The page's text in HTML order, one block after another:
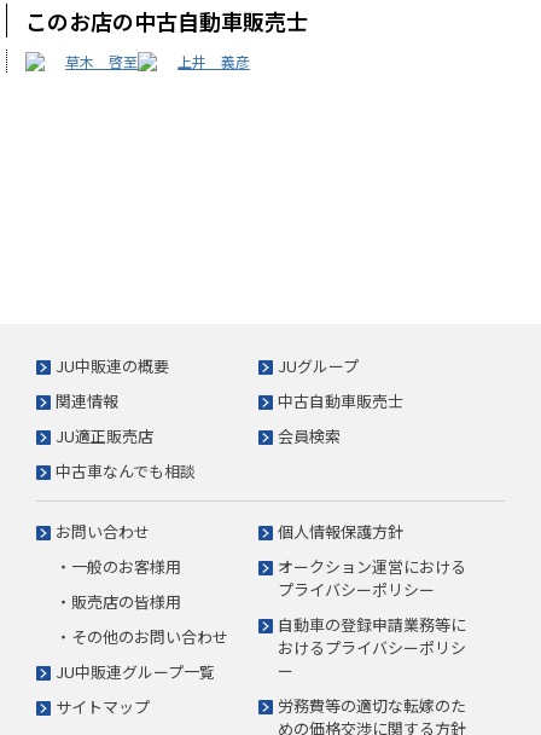
このお店の中古自動車販売士
草木 啓至 上井 義彦
JU中販連の概要
JUグループ
関連情報
中古自動車販売士
JU適正販売店
会員検索
中古車なんでも相談
お問い合わせ
・一般のお客様用
・販売店の皆様用
・その他のお問い合わせ
JU中販連グループ一覧
サイトマップ
個人情報保護方針
オークション運営における
プライバシーポリシー
自動車の登録申請業務等に
おけるプライバシーポリシ
ー
労務費等の適切な転嫁のた
めの価格交渉に関する方針